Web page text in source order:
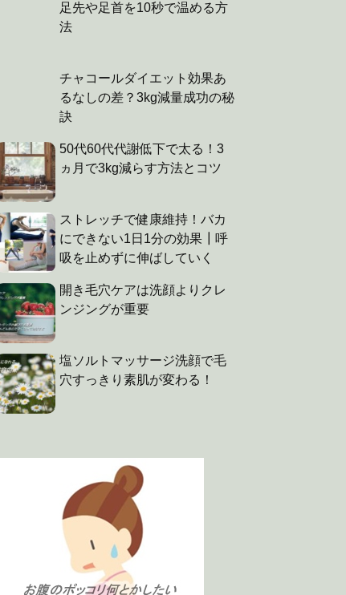
足先や足首を10秒で温める方
法
チャコールダイエット効果あ
るなしの差？3kg減量成功の秘
訣
50代60代代謝低下で太る！3
ヵ月で3kg減らす方法とコツ
ストレッチで健康維持！バカ
にできない1日1分の効果┃呼
吸を止めずに伸ばしていく
開き毛穴ケアは洗顔よりクレ
ンジングが重要
塩ソルトマッサージ洗顔で毛
穴すっきり素肌が変わる！